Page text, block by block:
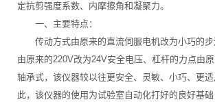
定抗剪强度系数、内摩擦角和凝聚力。
一、主要特点：
传动方式由原来的直流伺服电机改为小巧的步
由原来的220V改为24V安全电压、杠杆的力点由
轴承式，该仪器较以往更安全、灵敏、小巧、更
此，该仪器的使用为试验室自动化打好的良好基